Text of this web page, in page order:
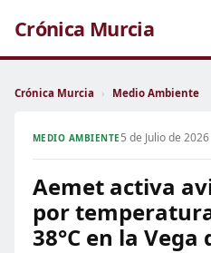
Crónica Murcia
Crónica Murcia › Medio Ambiente
MEDIO AMBIENTE 5 de Julio de 2026
Aemet activa
por
38°C en la Vega